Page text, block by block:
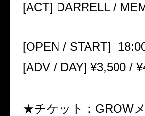
[ACT] DARRELL /
[OPEN / START]
[ADV / DAY] ¥3,500 /
★チケット：GROW